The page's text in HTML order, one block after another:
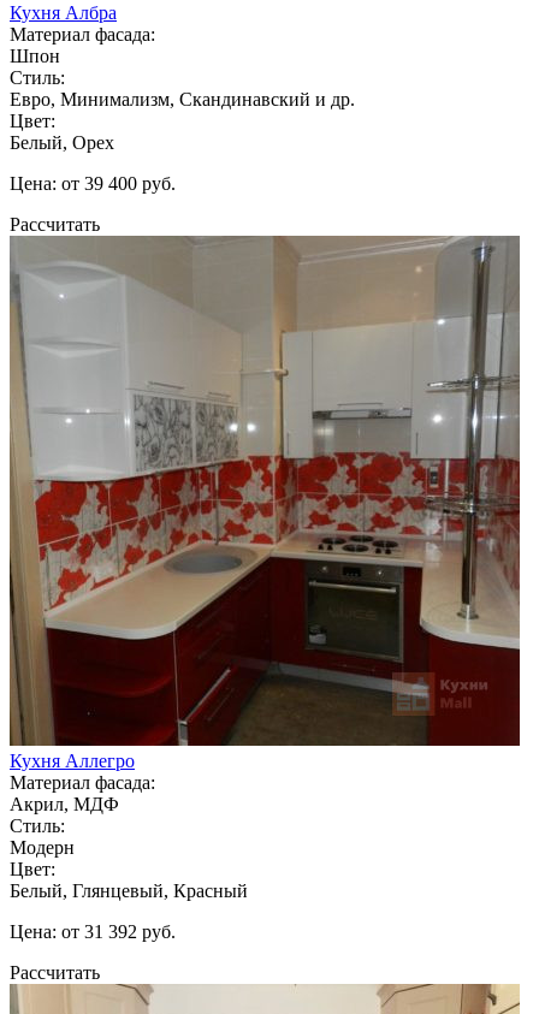
Кухня Албра
Материал фасада:
Шпон
Стиль:
Евро, Минимализм, Скандинавский и др.
Цвет:
Белый, Орех
Цена: от 39 400 руб.
Рассчитать
Кухня Аллегро
Материал фасада:
Акрил, МДФ
Стиль:
Модерн
Цвет:
Белый, Глянцевый, Красный
Цена: от 31 392 руб.
Рассчитать